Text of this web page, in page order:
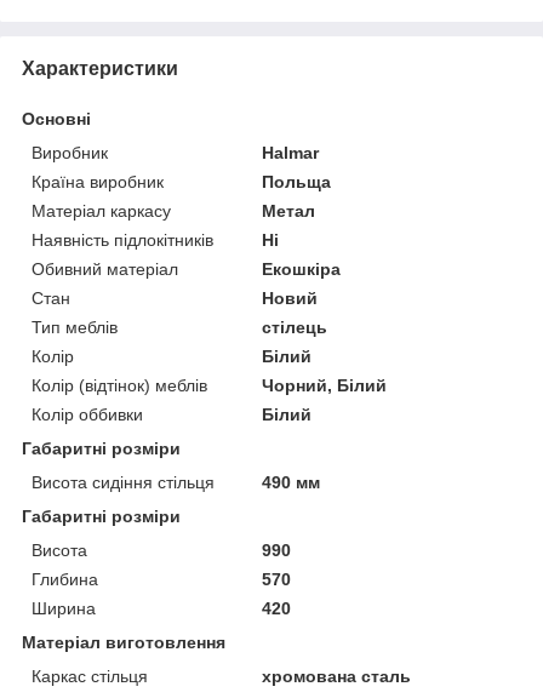
Характеристики
Основні
Виробник
Halmar
Країна виробник
Польща
Матеріал каркасу
Метал
Наявність підлокітників
Ні
Обивний матеріал
Екошкіра
Стан
Новий
Тип меблів
стілець
Колір
Білий
Колір (відтінок) меблів
Чорний, Білий
Колір оббивки
Білий
Габаритні розміри
Висота сидіння стільця
490 мм
Габаритні розміри
Висота
990
Глибина
570
Ширина
420
Матеріал виготовлення
Каркас стільця
хромована сталь